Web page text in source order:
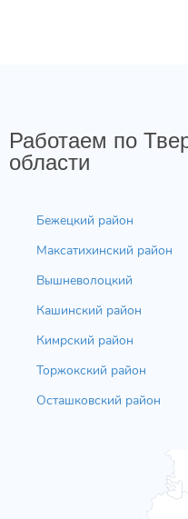
Работаем по
области
Бежецкий район
Максатихинский район
Вышневолоцкий
Кашинский район
Кимрский район
Торжокский район
Осташковский район